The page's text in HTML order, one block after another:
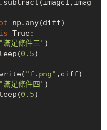
np.any(diff)
is True:
"滿足條件三" )
0.5)
cv2.imwrite(
"f.png" ,diff)
"滿足條件四" )
0.5)